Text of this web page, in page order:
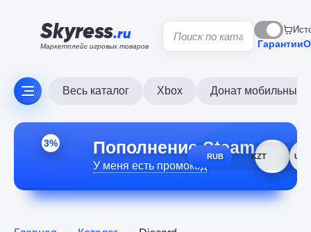
Skyress.ru
Маркетплейс игровых товаров Гарантии
Весь каталог Xbox Донат мобильных
3% Пополнение Steam
У меня есть промокод
RUB KZT USD